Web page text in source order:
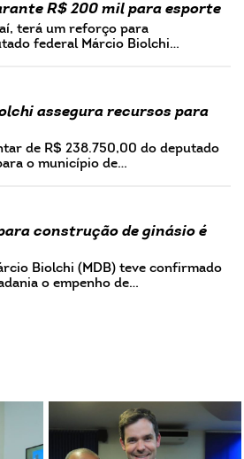
R$ 200 mil para esporte
terá um reforço para
federal Márcio Biolchi…
assegura recursos para
de R$ 238.750,00 do deputado
o município de…
construção de ginásio é
Biolchi (MDB) teve confirmado
o empenho de…